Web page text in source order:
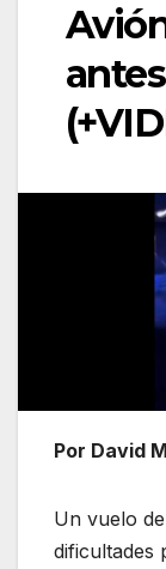
Por David
Un vuelo
dificultades